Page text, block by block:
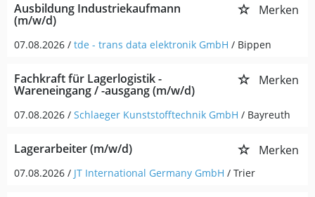
Ausbildung Industriekaufmann
(m/w/d)
Merken
07.08.2026 / tde - trans data elektronik GmbH / Bippen
Fachkraft für Lagerlogistik -
Wareneingang / -ausgang (m/w/d)
Merken
07.08.2026 / Schlaeger Kunststofftechnik GmbH / Bayreuth
Lagerarbeiter (m/w/d) Merken
07.08.2026 / JT International Germany GmbH / Trier